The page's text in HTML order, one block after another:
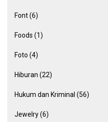
Font (6)
Foods (1)
Foto (4)
Hiburan (22)
Hukum dan Kriminal (56)
Jewelry (6)